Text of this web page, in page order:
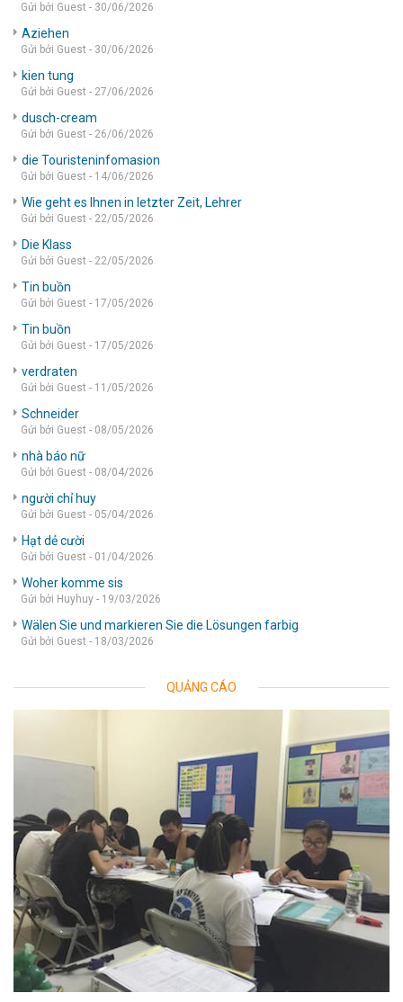
Gửi bởi Guest - 30/06/2026
Aziehen
Gửi bởi Guest - 30/06/2026
kien tung
Gửi bởi Guest - 27/06/2026
dusch-cream
Gửi bởi Guest - 26/06/2026
die Touristeninfomasion
Gửi bởi Guest - 14/06/2026
Wie geht es Ihnen in letzter Zeit, Lehrer
Gửi bởi Guest - 22/05/2026
Die Klass
Gửi bởi Guest - 22/05/2026
Tin buồn
Gửi bởi Guest - 17/05/2026
Tin buồn
Gửi bởi Guest - 17/05/2026
verdraten
Gửi bởi Guest - 11/05/2026
Schneider
Gửi bởi Guest - 08/05/2026
nhà báo nữ
Gửi bởi Guest - 08/04/2026
người chỉ huy
Gửi bởi Guest - 05/04/2026
Hạt dẻ cười
Gửi bởi Guest - 01/04/2026
Woher komme sis
Gửi bởi Huyhuy - 19/03/2026
Wälen Sie und markieren Sie die Lösungen farbig
Gửi bởi Guest - 18/03/2026
QUẢNG CÁO